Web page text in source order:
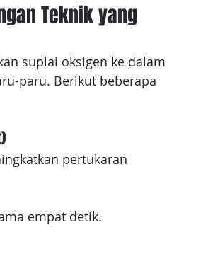
Teknik yang
suplai oksigen ke dalam
paru. Berikut beberapa
pertukaran
empat detik.